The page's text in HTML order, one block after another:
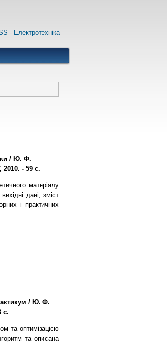
/ Ю. Ф.
- 59 с.
матеріалу
дані, зміст
і практичних
/ Ю. Ф.
с.
та оптимізацією
та описана